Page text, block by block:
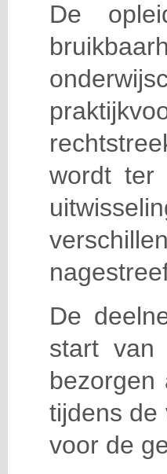
De
wordt ter
De
start van
bezorgen
tijdens de
voor de